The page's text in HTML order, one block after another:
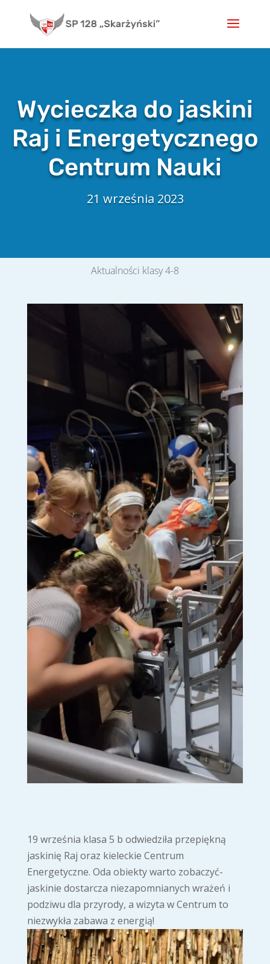
content
Wycieczka do jaskini
Raj i Energetycznego
Centrum Nauki
21 września 2023
Aktualności klasy 4-8
19 września klasa 5 b odwiedziła przepiękną
jaskinię Raj oraz kieleckie Centrum
Energetyczne. Oda obiekty warto zobaczyć-
jaskinie dostarcza niezapomnianych wrażeń i
podziwu dla przyrody, a wizyta w Centrum to
niezwykła zabawa z energią!